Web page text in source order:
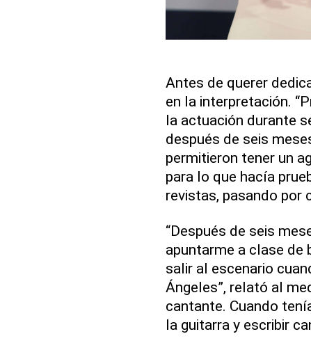
Antes de querer
en la interpretación.
la actuación durante
después de seis
permitieron tener un
para lo que hacía
revistas, pasando por
“Después de seis
apuntarme a clase de
salir al escenario
Ángeles”, relató al
cantante. Cuando
la guitarra y escribir